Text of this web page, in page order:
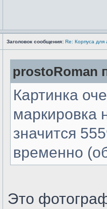
Заголовок сообщения: Re: Корпуса для
prostoRoman
Картинка
маркировка
значится
временно
Это